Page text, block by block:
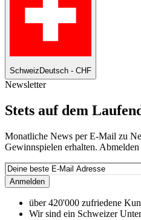
Schweiz Deutsch - CHF
Newsletter
Stets auf dem
Monatliche News per E-Mail zu
Gewinnspielen erhalten.
Anmelden
über 420'000 zufriedene
Wir sind ein Schweizer